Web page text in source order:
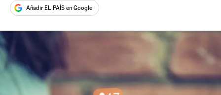
Añadir EL PAÍS en Google